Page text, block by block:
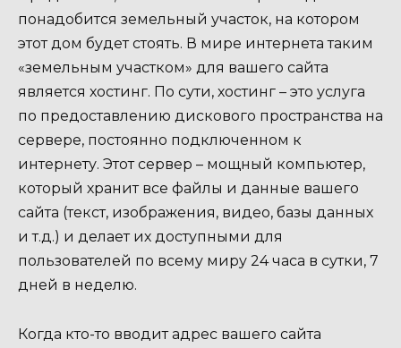
понадобится земельный участок, на котором
этот дом будет стоять. В мире интернета таким
«земельным участком» для вашего сайта
является хостинг. По сути, хостинг – это услуга
по предоставлению дискового пространства на
сервере, постоянно подключенном к
интернету. Этот сервер – мощный компьютер,
который хранит все файлы и данные вашего
сайта (текст, изображения, видео, базы данных
и т.д.) и делает их доступными для
пользователей по всему миру 24 часа в сутки, 7
дней в неделю.
Когда кто-то вводит адрес вашего сайта